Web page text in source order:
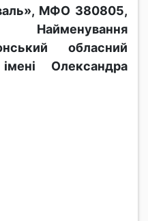
МФО 380805,
обласний
Олександра